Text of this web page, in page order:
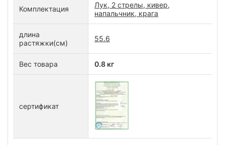
Комплектация
Лук, 2 стрелы, кивер,
напальчник, крага
длина
растяжки(см)
55.6
Вес товара 0.8 кг
сертификат